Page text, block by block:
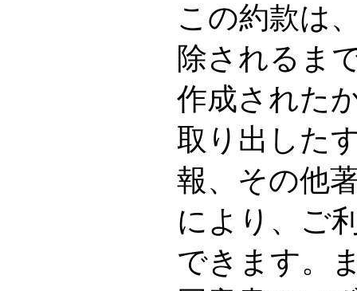
この約款は
除されるま
作成された
取り出した
報、その他
により、ご
できます。